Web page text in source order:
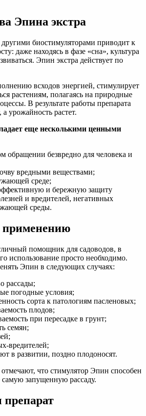
Эпина экстра
биостимуляторами приводит к
даже находясь в фазе «сна», культура
Эпин экстра действует по
всходов энергией, стимулирует
растениям, полагаясь на природные
В результате работы препарата
а урожайность растет.
еще несколькими ценными
обращении безвредно для человека и
вредными веществами;
среде;
и бережную защиту
и вредителей, негативных
среды.
применению
помощник для садоводов, в
использование просто необходимо.
Эпин в следующих случаях:
рассады;
погодные условия;
сорта к патологиям пасленовых;
плодов;
при пересадке в грунт;
семян;
вредителей;
в развитии, поздно плодоносят.
что стимулятор Эпин способен
запущенную рассаду.
препарат